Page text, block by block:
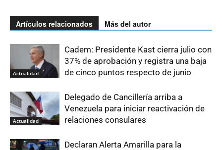
Artículos relacionados Más del autor
Actualidad
Cadem: Presidente Kast cierra julio con
37% de aprobación y registra una baja
de cinco puntos respecto de junio
Actualidad
Delegado de Cancillería arriba a
Venezuela para iniciar reactivación de
relaciones consulares
Declaran Alerta Amarilla para la